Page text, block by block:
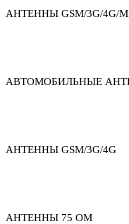
АНТЕННЫ GSM/3G/4G/
АВТОМОБИЛЬНЫЕ
АНТЕННЫ GSM/3G/4G
АНТЕННЫ 75 ОМ